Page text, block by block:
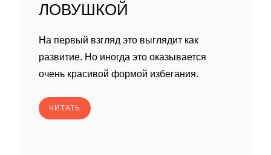
ЛОВУШКОЙ
На первый взгляд это выглядит как
развитие. Но иногда это оказывается
очень красивой формой избегания.
ЧИТАТЬ